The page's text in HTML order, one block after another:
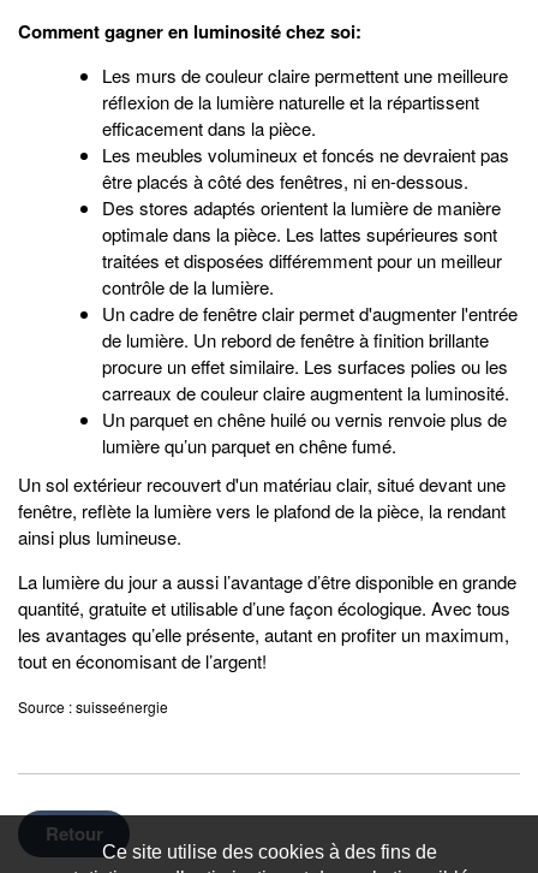
Comment gagner en luminosité chez soi:
Les murs de couleur claire permettent une meilleure
réflexion de la lumière naturelle et la répartissent
efficacement dans la pièce.
Les meubles volumineux et foncés ne devraient pas
être placés à côté des fenêtres, ni en-dessous.
Des stores adaptés orientent la lumière de manière
optimale dans la pièce. Les lattes supérieures sont
traitées et disposées différemment pour un meilleur
contrôle de la lumière.
Un cadre de fenêtre clair permet d'augmenter l'entrée
de lumière. Un rebord de fenêtre à finition brillante
procure un effet similaire. Les surfaces polies ou les
carreaux de couleur claire augmentent la luminosité.
Un parquet en chêne huilé ou vernis renvoie plus de
lumière qu’un parquet en chêne fumé.
Un sol extérieur recouvert d'un matériau clair, situé devant une
fenêtre, reflète la lumière vers le plafond de la pièce, la rendant
ainsi plus lumineuse.
La lumière du jour a aussi l’avantage d’être disponible en grande
quantité, gratuite et utilisable d’une façon écologique. Avec tous
les avantages qu’elle présente, autant en profiter un maximum,
tout en économisant de l’argent!
Source : suisseénergie
Retour
Ce site utilise des cookies à des fins de